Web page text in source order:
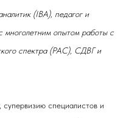
(IBA), педагог и
многолетним опытом работы с
спектра (РАС), СДВГ и
супервизию специалистов и